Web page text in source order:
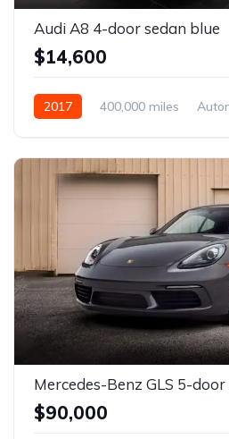
Audi A8 4-door sedan blue
$14,600
2017 400,000 miles
Mercedes-Benz GLS 5-
$90,000